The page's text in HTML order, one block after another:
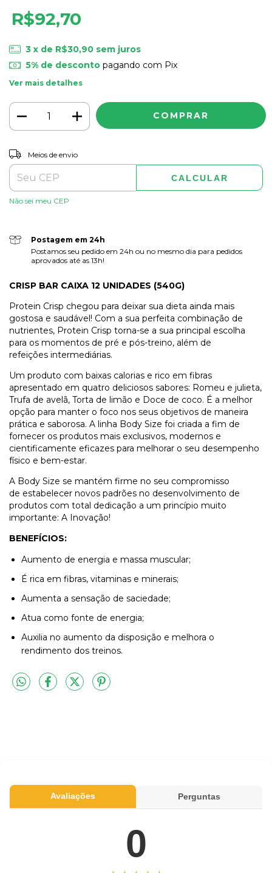
R$92,70
3 x de R$30,90 sem juros
5% de descontopagando com Pix
Ver mais detalhes
Entregas para o CEP:
Meios de envio
CALCULAR
Não sei meu CEP
Postagem em 24h
Postamos seu pedido em 24h ou no mesmo dia para pedidos
aprovados até as 13h!
CRISP BAR CAIXA 12 UNIDADES (540G)
Protein Crisp chegou para deixar sua dieta ainda mais
gostosa e saudável! Com a sua perfeita combinação de
nutrientes, Protein Crisp torna-se a sua principal escolha
para os momentos de pré e pós-treino, além de
refeições intermediárias.
Um produto com baixas calorias e rico em fibras
apresentado em quatro deliciosos sabores: Romeu e julieta,
Trufa de avelã, Torta de limão e Doce de coco. É a melhor
opção para manter o foco nos seus objetivos de maneira
prática e saborosa. A linha Body Size foi criada a fim de
fornecer os produtos mais exclusivos, modernos e
cientificamente eficazes para melhorar o seu desempenho
físico e bem-estar.
A Body Size se mantém firme no seu compromisso
de estabelecer novos padrões no desenvolvimento de
produtos com total dedicação a um princípio muito
importante: A Inovação!
BENEFÍCIOS:
Aumento de energia e massa muscular;
É rica em fibras, vitaminas e minerais;
Aumenta a sensação de saciedade;
Atua como fonte de energia;
Auxilia no aumento da disposição e melhora o
rendimento dos treinos.
Avaliações Perguntas
0